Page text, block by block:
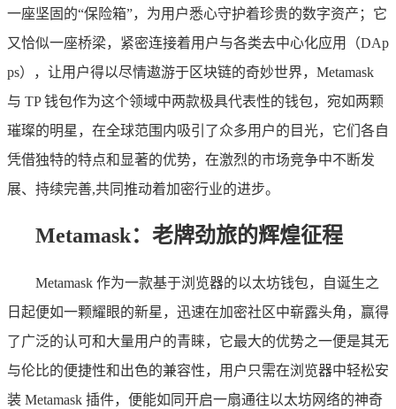
一座坚固的“保险箱”，为用户悉心守护着珍贵的数字资产；它
又恰似一座桥梁，紧密连接着用户与各类去中心化应用（DAp
ps），让用户得以尽情遨游于区块链的奇妙世界，Metamask
与 TP 钱包作为这个领域中两款极具代表性的钱包，宛如两颗
璀璨的明星，在全球范围内吸引了众多用户的目光，它们各自
凭借独特的特点和显著的优势，在激烈的市场竞争中不断发
展、持续完善,共同推动着加密行业的进步。
Metamask：老牌劲旅的辉煌征程
Metamask 作为一款基于浏览器的以太坊钱包，自诞生之
日起便如一颗耀眼的新星，迅速在加密社区中崭露头角，赢得
了广泛的认可和大量用户的青睐，它最大的优势之一便是其无
与伦比的便捷性和出色的兼容性，用户只需在浏览器中轻松安
装 Metamask 插件，便能如同开启一扇通往以太坊网络的神奇